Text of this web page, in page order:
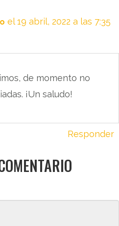
el 19 abril, 2022 a las 7:35
de momento no
¡Un saludo!
Responder